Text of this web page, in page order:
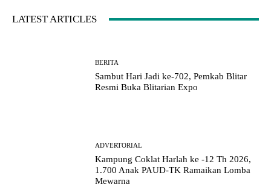
LATEST ARTICLES
BERITA
Sambut Hari Jadi ke-702, Pemkab Blitar
Resmi Buka Blitarian Expo
ADVERTORIAL
Kampung Coklat Harlah ke -12 Th 2026,
1.700 Anak PAUD-TK Ramaikan Lomba
Mewarna